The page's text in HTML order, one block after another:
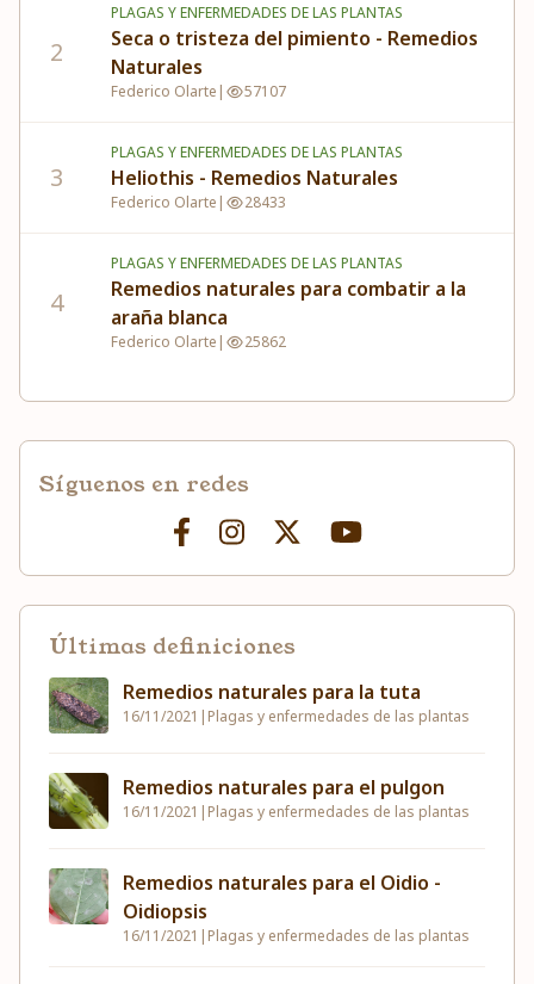
2
PLAGAS Y ENFERMEDADES DE LAS PLANTAS
Seca o tristeza del pimiento - Remedios
Naturales
Federico Olarte | 57107
3
PLAGAS Y ENFERMEDADES DE LAS PLANTAS
Heliothis - Remedios Naturales
Federico Olarte | 28433
4
PLAGAS Y ENFERMEDADES DE LAS PLANTAS
Remedios naturales para combatir a la
araña blanca
Federico Olarte | 25862
Síguenos en redes
Últimas definiciones
Remedios naturales para la tuta
16/11/2021 | Plagas y enfermedades de las plantas
Remedios naturales para el pulgon
16/11/2021 | Plagas y enfermedades de las plantas
Remedios naturales para el Oidio -
Oidiopsis
16/11/2021 | Plagas y enfermedades de las plantas